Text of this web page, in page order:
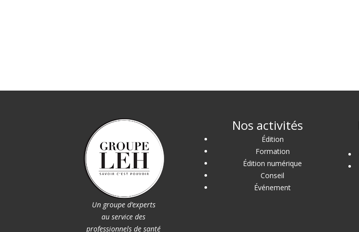
Un groupe d’experts
au service des
professionnels de santé
Nos activités
Édition
Formation
Édition numérique
Conseil
Événement